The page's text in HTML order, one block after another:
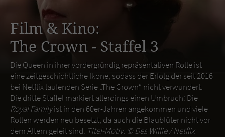
Film & Kino:
The Crown - Staffel 3
Die Queen in ihrer vordergründig repräsentativen Rolle ist
eine zeitgeschichtliche Ikone, sodass der Erfolg der seit 2016
bei Netflix laufenden Serie „The Crown“ nicht verwundert.
Die dritte Staffel markiert allerdings einen Umbruch: Die
Royal Familyist in den 60er-Jahren angekommen und viele
Rollen werden neu besetzt, da auch die Blaublüter nicht vor
dem Altern gefeit sind. Titel-Motiv: ©Des Willie / Netflix